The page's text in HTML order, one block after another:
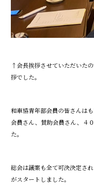
↑会長挨拶させていただいた
拶でした。
和車協青年部会員の皆さんは
会員さん、賛助会員さん、４
た。
総会は議案も全て可決決定さ
がスタートしました。